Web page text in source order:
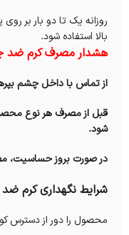
روزانه یک تا دو بار بر
بالا استفاده شود.
هشدار مصرف کرم ضد
از تماس با داخل چشم
قبل از مصرف هر نوع
شود.
در صورت بروز حساسیت،
شرایط نگهداری کرم
محصول را دور از دسترس